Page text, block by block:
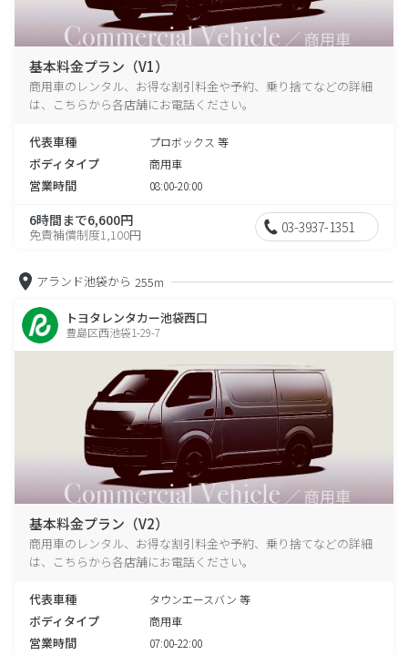
基本料金プラン（V1）
商用車のレンタル、お得な割引料金や予約、乗り捨てなどの詳細
は、こちらから各店舗にお電話ください。
代表車種 プロボックス 等
ボディタイプ 商用車
営業時間 08:00-20:00
6時間まで6,600円
免責補償制度1,100円 03-3937-1351
アランド池袋から 255m
トヨタレンタカー池袋西口
豊島区西池袋1-29-7
基本料金プラン（V2）
商用車のレンタル、お得な割引料金や予約、乗り捨てなどの詳細
は、こちらから各店舗にお電話ください。
代表車種 タウンエースバン 等
ボディタイプ 商用車
営業時間 07:00-22:00